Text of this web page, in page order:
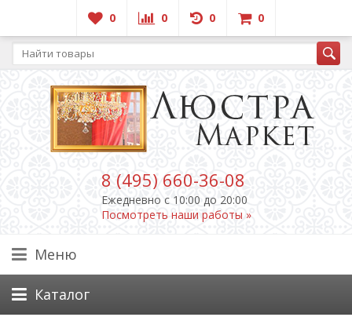
0 0 0 0
8 (495) 660-36-08
Ежедневно c 10:00 до 20:00
Посмотреть наши работы »
Меню
Каталог